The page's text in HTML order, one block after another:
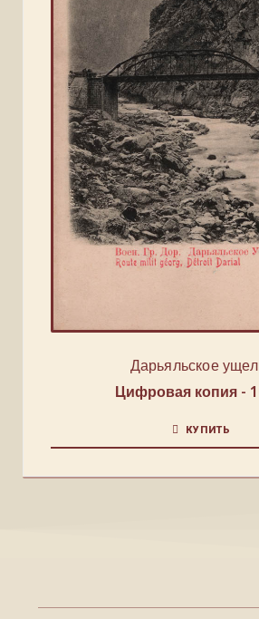
Дарьяльское
Цифровая копия -
КУПИТЬ